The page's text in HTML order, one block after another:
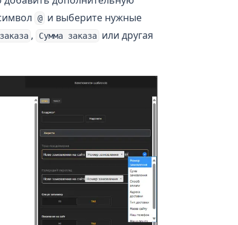
@ и выберите нужные
, Сумма заказа или другая